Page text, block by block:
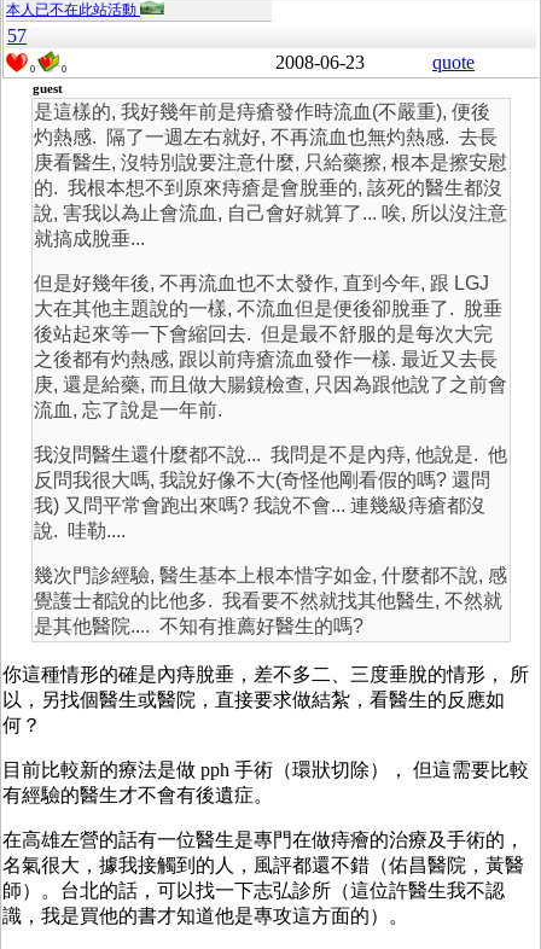
本人已不在此站活動
57
0 0 2008-06-23 quote
guest
是這樣的, 我好幾年前是痔瘡發作時流血(不嚴重), 便後
灼熱感. 隔了一週左右就好, 不再流血也無灼熱感. 去長
庚看醫生, 沒特別說要注意什麼, 只給藥擦, 根本是擦安慰
的. 我根本想不到原來痔瘡是會脫垂的, 該死的醫生都沒
說, 害我以為止會流血, 自己會好就算了... 唉, 所以沒注意
就搞成脫垂...
但是好幾年後, 不再流血也不太發作, 直到今年, 跟 LGJ
大在其他主題說的一樣, 不流血但是便後卻脫垂了. 脫垂
後站起來等一下會縮回去. 但是最不舒服的是每次大完
之後都有灼熱感, 跟以前痔瘡流血發作一樣. 最近又去長
庚, 還是給藥, 而且做大腸鏡檢查, 只因為跟他說了之前會
流血, 忘了說是一年前.
我沒問醫生還什麼都不說... 我問是不是內痔, 他說是. 他
反問我很大嗎, 我說好像不大(奇怪他剛看假的嗎? 還問
我) 又問平常會跑出來嗎? 我說不會... 連幾級痔瘡都沒
說. 哇勒....
幾次門診經驗, 醫生基本上根本惜字如金, 什麼都不說, 感
覺護士都說的比他多. 我看要不然就找其他醫生, 不然就
是其他醫院.... 不知有推薦好醫生的嗎?
你這種情形的確是內痔脫垂，差不多二、三度垂脫的情形， 所
以，另找個醫生或醫院，直接要求做結紮，看醫生的反應如
何？
目前比較新的療法是做 pph 手術（環狀切除）， 但這需要比較
有經驗的醫生才不會有後遺症。
在高雄左營的話有一位醫生是專門在做痔癐的治療及手術的，
名氣很大，據我接觸到的人，風評都還不錯（佑昌醫院，黃醫
師）。台北的話，可以找一下志弘診所（這位許醫生我不認
識，我是買他的書才知道他是專攻這方面的）。